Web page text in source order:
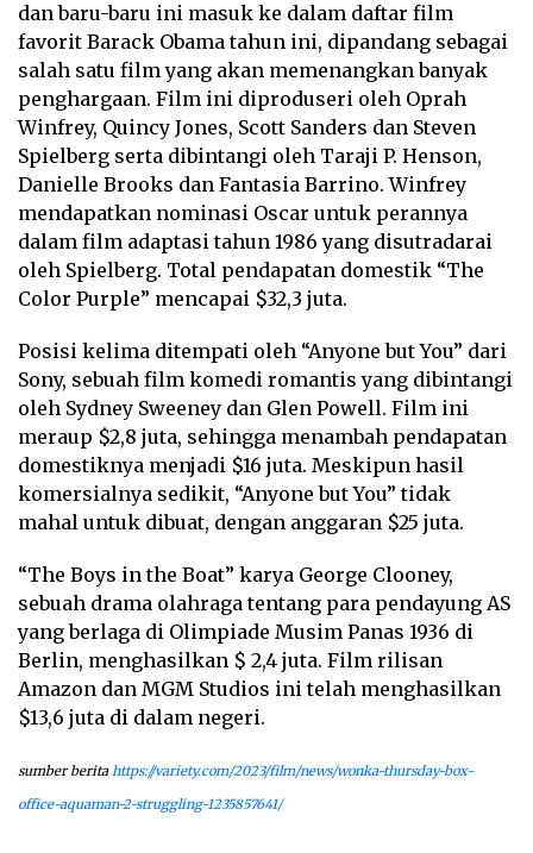
dan baru-baru ini masuk ke dalam daftar film
favorit Barack Obama tahun ini, dipandang sebagai
salah satu film yang akan memenangkan banyak
penghargaan. Film ini diproduseri oleh Oprah
Winfrey, Quincy Jones, Scott Sanders dan Steven
Spielberg serta dibintangi oleh Taraji P. Henson,
Danielle Brooks dan Fantasia Barrino. Winfrey
mendapatkan nominasi Oscar untuk perannya
dalam film adaptasi tahun 1986 yang disutradarai
oleh Spielberg. Total pendapatan domestik “The
Color Purple” mencapai $32,3 juta.
Posisi kelima ditempati oleh “Anyone but You” dari
Sony, sebuah film komedi romantis yang dibintangi
oleh Sydney Sweeney dan Glen Powell. Film ini
meraup $2,8 juta, sehingga menambah pendapatan
domestiknya menjadi $16 juta. Meskipun hasil
komersialnya sedikit, “Anyone but You” tidak
mahal untuk dibuat, dengan anggaran $25 juta.
“The Boys in the Boat” karya George Clooney,
sebuah drama olahraga tentang para pendayung AS
yang berlaga di Olimpiade Musim Panas 1936 di
Berlin, menghasilkan $ 2,4 juta. Film rilisan
Amazon dan MGM Studios ini telah menghasilkan
$13,6 juta di dalam negeri.
sumber beritahttps://variety.com/2023/film/news/wonka-thursday-box-
office-aquaman-2-struggling-1235857641/